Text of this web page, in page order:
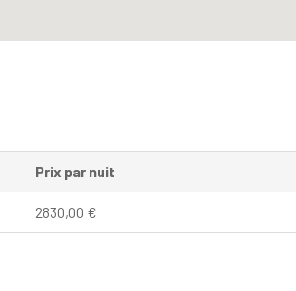
Prix par nuit
2830,00 €